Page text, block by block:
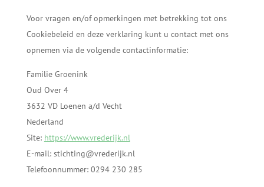
Voor vragen en/of opmerkingen met betrekking tot ons
Cookiebeleid en deze verklaring kunt u contact met ons
opnemen via de volgende contactinformatie:
Familie Groenink
Oud Over 4
3632 VD Loenen a/d Vecht
Nederland
Site: https://www.vrederijk.nl
E-mail: ln.kjirederv@gnithcits
Telefoonnummer: 0294 230 285